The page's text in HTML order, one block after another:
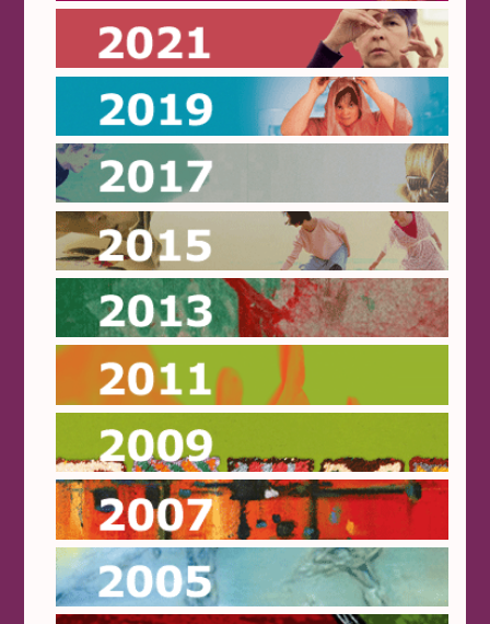
2021
2019
2017
2015
2013
2007
2005